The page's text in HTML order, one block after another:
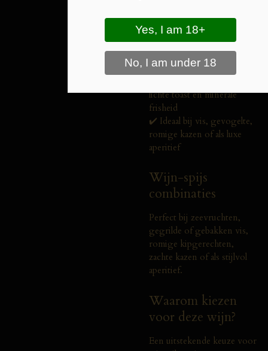
✔️ Domaine Michelot –
gerenommeerd producent
uit Meursault
✔️ Jaargang 2022 – fris,
elegant en verfijnd
lichte toast en minerale
frisheid
✔️ Ideaal bij vis, gevogelte,
romige kazen of als luxe
aperitief
Wijn-spijs
combinaties
Perfect bij zeevruchten,
gegrilde of gebakken vis,
romige kipgerechten,
zachte kazen of als stijlvol
aperitief.
Waarom kiezen
voor deze wijn?
Een uitstekende keuze voor